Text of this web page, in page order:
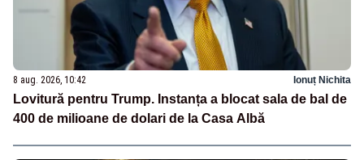
8 aug. 2026, 10:42 Ionuț Nichita
Lovitură pentru Trump. Instanța a blocat sala de bal de
400 de milioane de dolari de la Casa Albă